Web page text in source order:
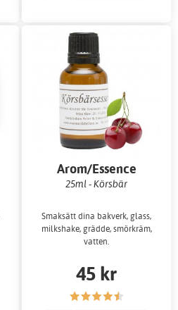
Arom/Essence
25ml - Körsbär
Smaksätt dina bakverk, glass,
milkshake, grädde, smörkräm,
vatten.
45 kr